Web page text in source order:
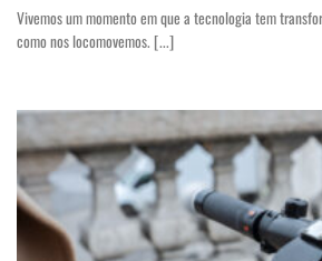
Vivemos um momento em que a tecnologia tem
como nos locomovemos. [...]